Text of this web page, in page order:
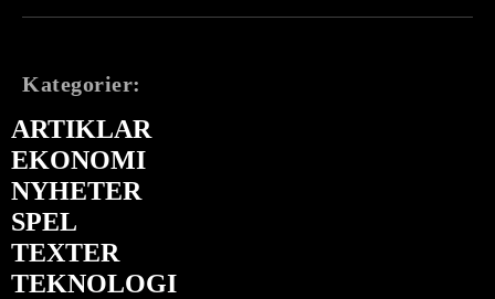
Kategorier:
ARTIKLAR
EKONOMI
NYHETER
SPEL
TEXTER
TEKNOLOGI